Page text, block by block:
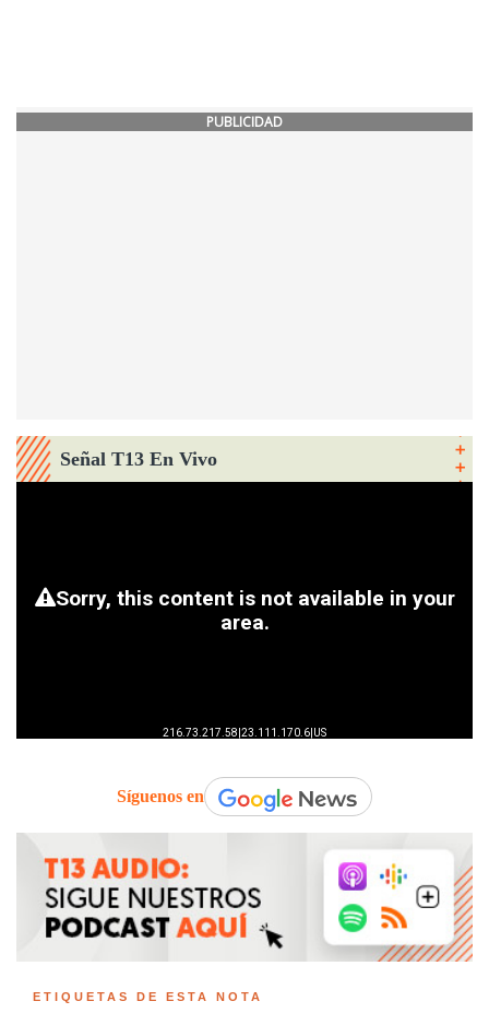
PUBLICIDAD
Señal T13 En Vivo
Síguenos en
ETIQUETAS DE ESTA NOTA